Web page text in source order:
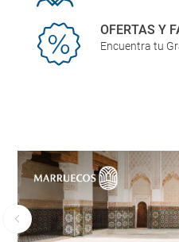
OFERTAS Y
Encuentra tu